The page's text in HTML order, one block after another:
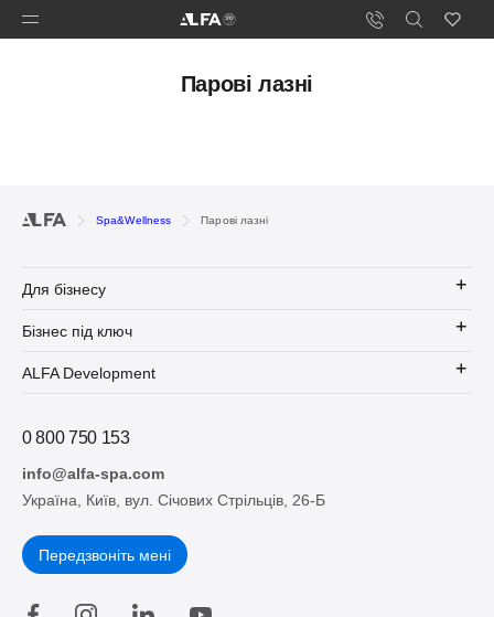
Парові лазні
Spa&Wellness Парові лазні
Для бізнесу
Бізнес під ключ
ALFA Development
0 800 750 153
info@alfa-spa.com
Україна, Київ, вул. Січових Стрільців, 26-Б
Передзвоніть мені